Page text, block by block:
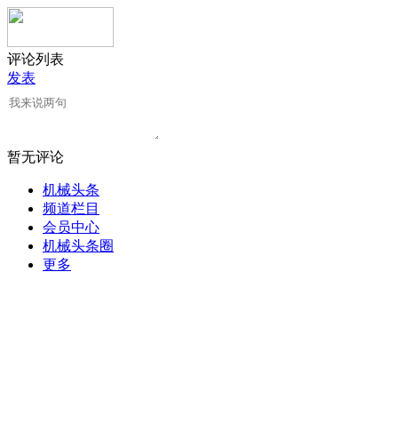
评论列表
发表
暂无评论
机械头条
频道栏目
会员中心
机械头条圈
更多